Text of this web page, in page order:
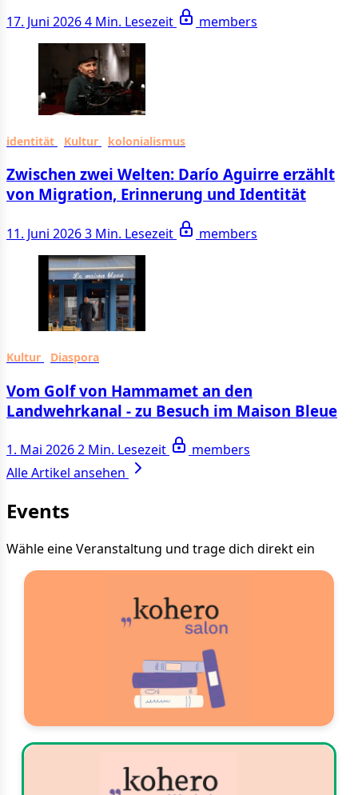
17. Juni 20264 Min. Lesezeit members
identität Kultur kolonialismus
Zwischen zwei Welten: Darío Aguirre erzählt
von Migration, Erinnerung und Identität
11. Juni 20263 Min. Lesezeit members
Kultur Diaspora
Vom Golf von Hammamet an den
Landwehrkanal - zu Besuch im Maison Bleue
1. Mai 20262 Min. Lesezeit
members
Alle Artikel ansehen
Events
Wähle eine Veranstaltung und trage dich direkt ein